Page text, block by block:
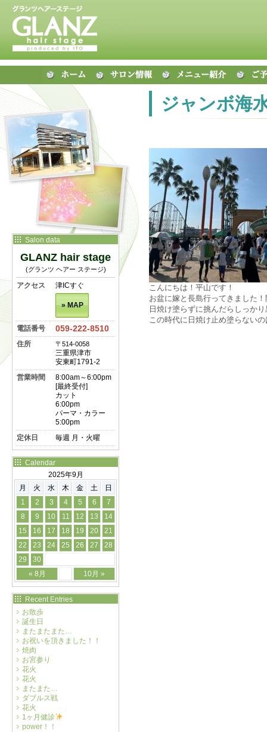
ジャンボ海
こんにちは！平山です！
お盆に嫁と長島行ってきました
日焼け塗らずに挑んだらしっか
この時代に日焼け止め塗らない
Salon data
GLANZ hair stage
(グランツ ヘアー ステージ)
アクセス 津ICすぐ
» MAP
電話番号 059-222-8510
住所 〒514-0058
三重県津市
安東町1791-2
営業時間
8:00am～6:00pm
[最終受付]
カット
6:00pm
パーマ・カラー
5:00pm
定休日
毎週 月・火曜
Calendar
2025年9月
月
火 水 木 金 土 日
« 8月 10月 »
1 2 3 4 5 6
7
8
9 10 11 12 13
14
15
16 17 18 19 20
21
22
23 24 25 26 27
28
29
30
Recent Entries
お散歩
誕生日
またまたまた…
お祝いを頂きました！！
焼肉
お宮参り
花火
花火
またまた…
ダブルス戦
花火
1ヶ月健診
power！！